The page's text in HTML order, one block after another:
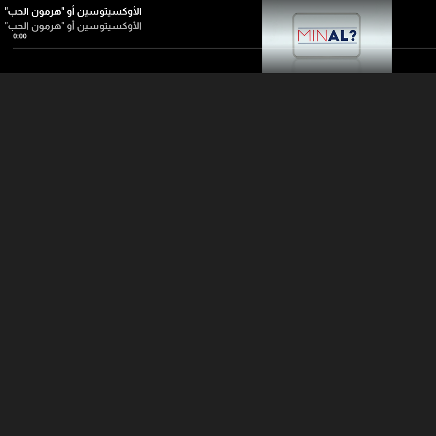
0:00
"الأوكسيتوسين أو "هرمون الحب
"الأوكسيتوسين أو "هرمون الحب